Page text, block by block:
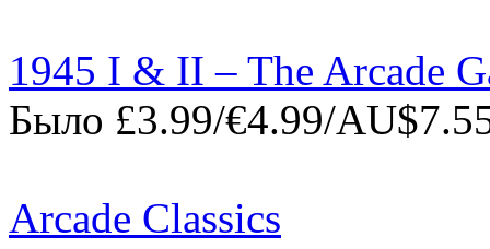
1945 I & II – The Arcade
Было £3.99/€4.99/
Arcade Classics